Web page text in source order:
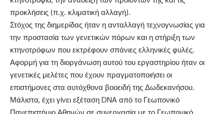
προκλήσεις (π.χ. κλιματική αλλαγή).
Στόχος της διημερίδας ήταν η ανταλλαγή τεχνογνωσίας για
την προστασία των γενετικών πόρων και η στήριξη των
κτηνοτρόφων που εκτρέφουν σπάνιες ελληνικές φυλές.
Αφορμή για τη διοργάνωση αυτού του εργαστηρίου ήταν οι
γενετικές μελέτες που έχουν πραγματοποιήσει οι
επιστήμονες στα αυτόχθονα βοοειδή της Δωδεκανήσου.
Μάλιστα, έχει γίνει εξέταση DNA από το Γεωπονικό